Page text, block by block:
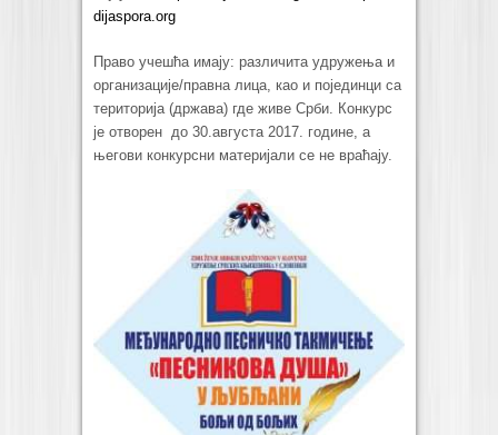
dijaspora.org
Право учешћа имају: различита удружења и
организације/правна лица, као и појединци са
територија (држава) где живе Срби. Конкурс
је отворен до 30.августа 2017. године, а
његови конкурсни материјали се не враћају.